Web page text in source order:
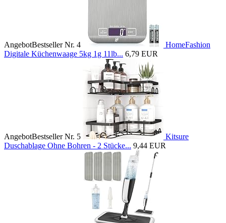
AngebotBestseller Nr. 4
HomeFashion
Digitale Küchenwaage 5kg 1g 11lb... 6,79 EUR
AngebotBestseller Nr. 5
Kitsure
Duschablage Ohne Bohren - 2 Stücke... 9,44 EUR